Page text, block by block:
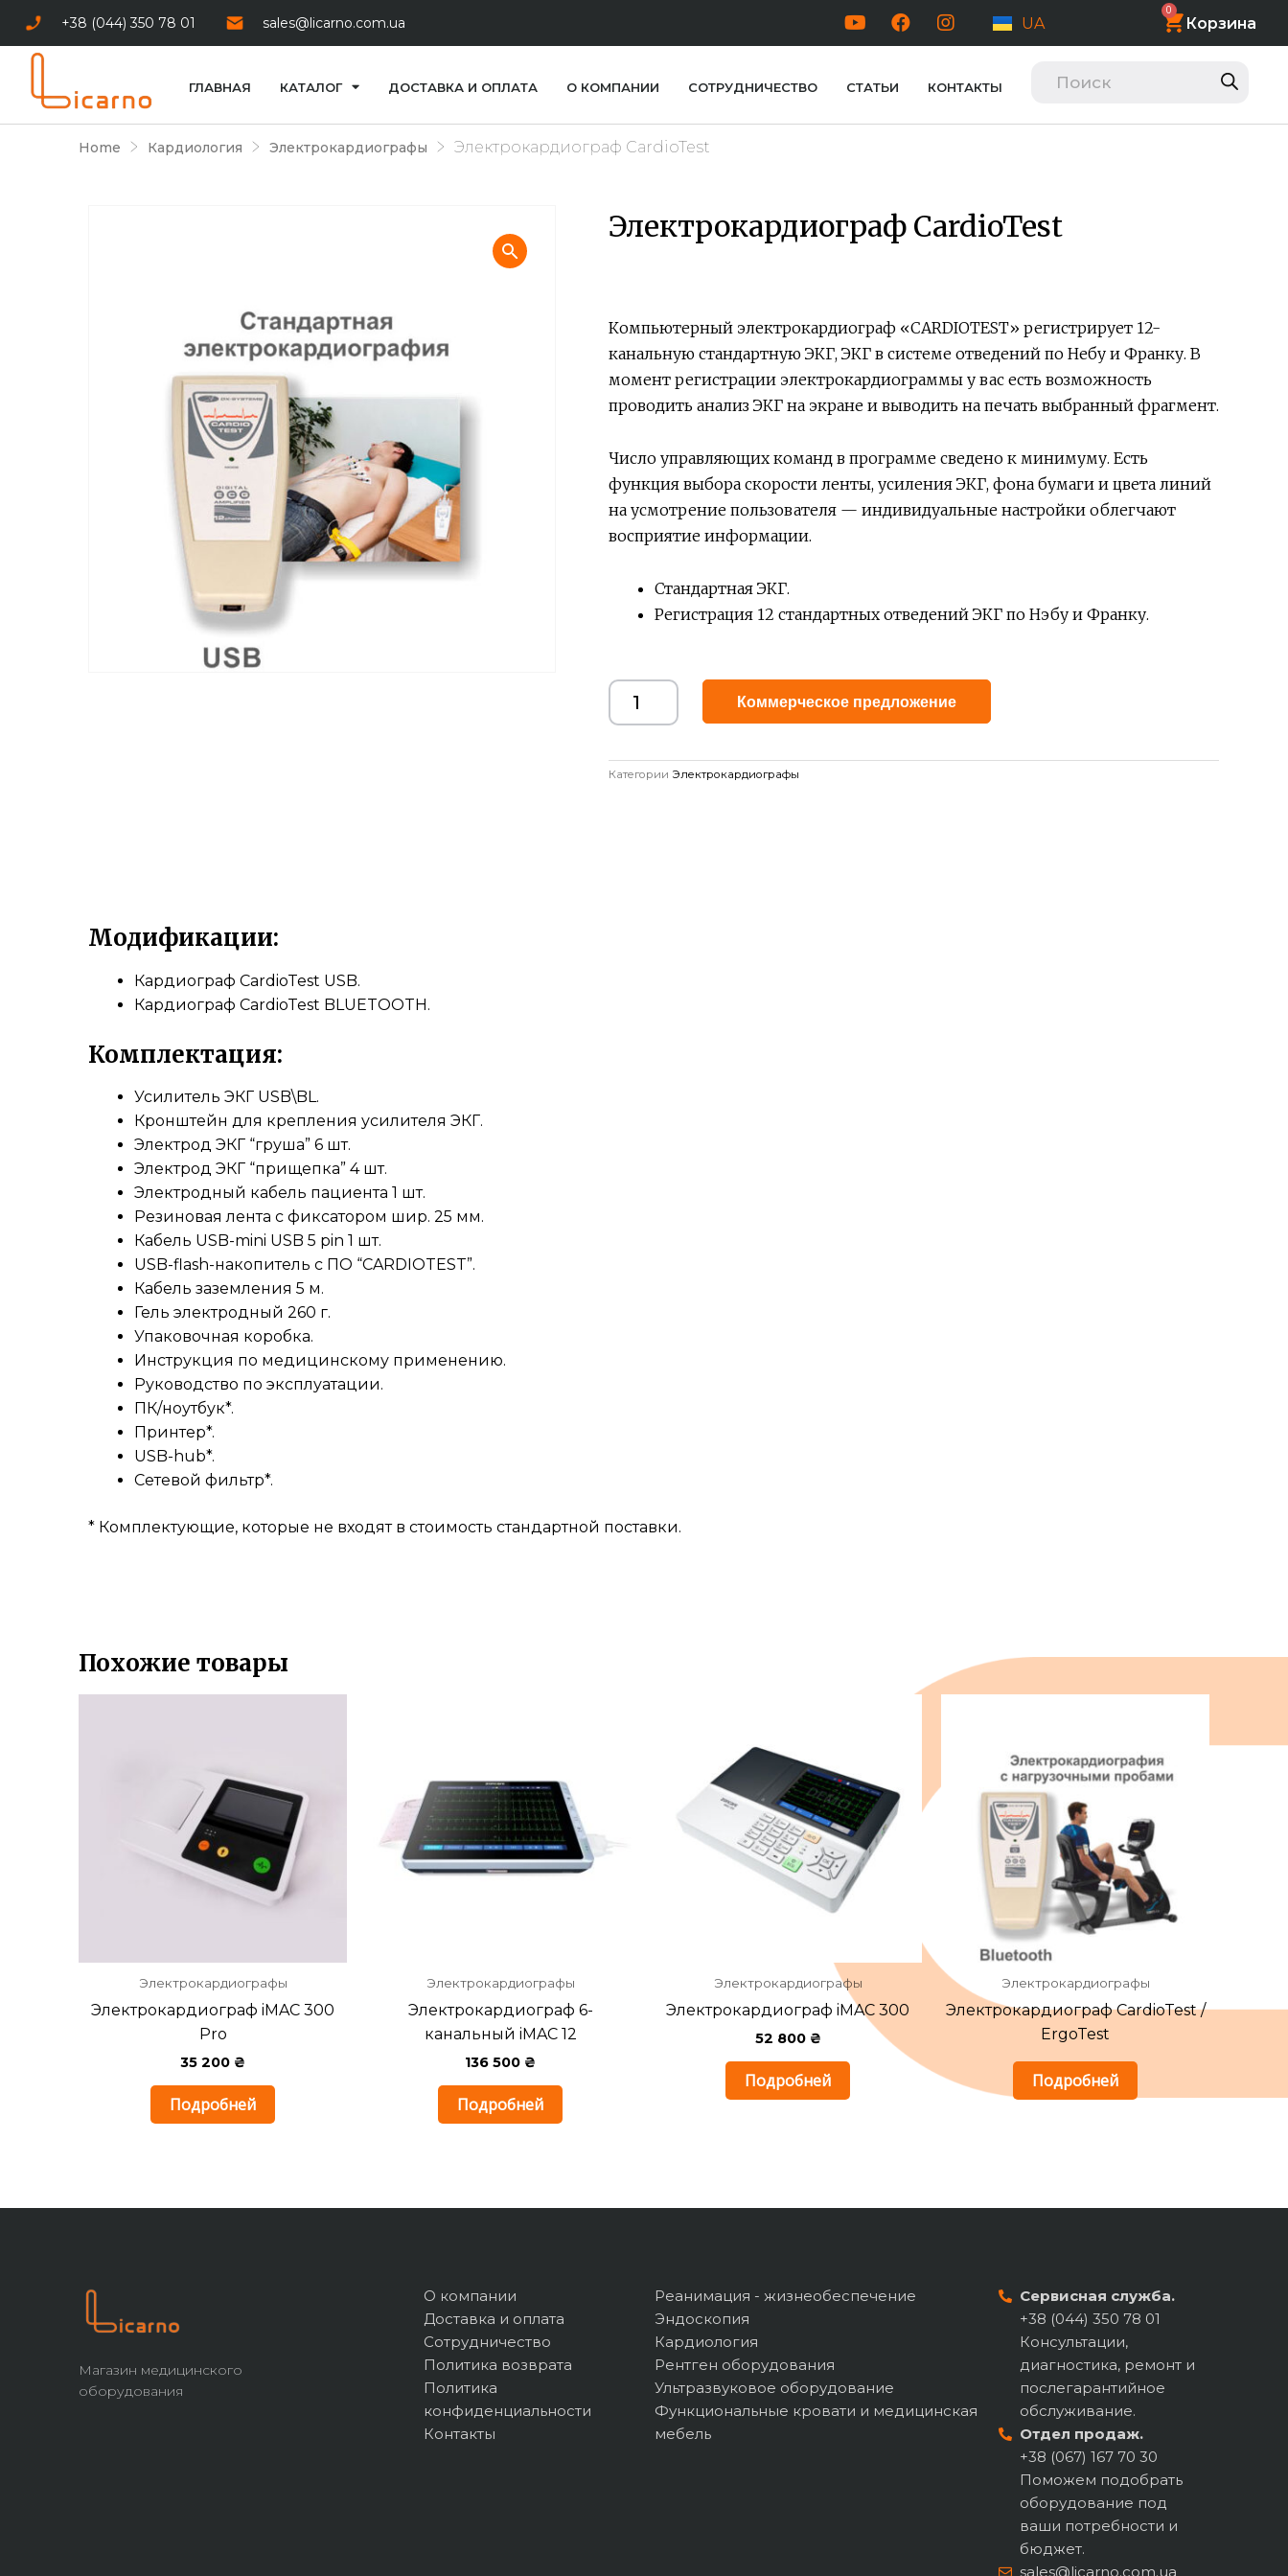
+38 (044) 350 78 01 sales@licarno.com.ua UA
0
Корзина
ГЛАВНАЯ КАТАЛОГ ДОСТАВКА И ОПЛАТА О КОМПАНИИ СОТРУДНИЧЕСТВО СТАТЬИ КОНТАКТЫ
Home Кардиология Электрокардиографы Электрокардиограф CardioTest
Электрокардиограф CardioTest
Компьютерный электрокардиограф «CARDIOTEST» регистрирует 12-
канальную стандартную ЭКГ, ЭКГ в системе отведений по Небу и Франку. В
момент регистрации электрокардиограммы у вас есть возможность
проводить анализ ЭКГ на экране и выводить на печать выбранный фрагмент.
Число управляющих команд в программе сведено к минимуму. Есть
функция выбора скорости ленты, усиления ЭКГ, фона бумаги и цвета линий
на усмотрение пользователя — индивидуальные настройки облегчают
восприятие информации.
Стандартная ЭКГ.
Регистрация 12 стандартных отведений ЭКГ по Нэбу и Франку.
Коммерческое предложение
Категории Электрокардиографы
Модификации:
Кардиограф CardioTest USB.
Кардиограф CardioTest BLUETOOTH.
Комплектация:
Усилитель ЭКГ USB\BL.
Кронштейн для крепления усилителя ЭКГ.
Электрод ЭКГ “груша” 6 шт.
Электрод ЭКГ “прищепка” 4 шт.
Электродный кабель пациента 1 шт.
Резиновая лента с фиксатором шир. 25 мм.
Кабель USB-mini USB 5 pin 1 шт.
USB-flash-накопитель с ПО “CARDIOTEST”.
Кабель заземления 5 м.
Гель электродный 260 г.
Упаковочная коробка.
Инструкция по медицинскому применению.
Руководство по эксплуатации.
ПК/ноутбук*.
Принтер*.
USB-hub*.
Сетевой фильтр*.
* Комплектующие, которые не входят в стоимость стандартной поставки.
Похожие товары
Электрокардиографы
Электрокардиограф iMAC 300
Pro
35 200 ₴
Подробней
Электрокардиографы
Электрокардиограф 6-
канальный iMAC 12
136 500 ₴
Подробней
Электрокардиографы
Электрокардиограф iMAC 300
52 800 ₴
Подробней
Электрокардиографы
Электрокардиограф CardioTest /
ErgoTest
Подробней
Магазин медицинского
оборудования
О компании
Доставка и оплата
Сотрудничество
Политика возврата
Политика
конфиденциальности
Контакты
Реанимация - жизнеобеспечение
Эндоскопия
Кардиология
Рентген оборудования
Ультразвуковое оборудование
Функциональные кровати и медицинская
мебель
Сервисная служба.
+38 (044) 350 78 01
Консультации,
диагностика, ремонт и
послегарантийное
обслуживание.
Отдел продаж.
+38 (067) 167 70 30
Поможем подобрать
оборудование под
ваши потребности и
бюджет.
sales@licarno.com.ua